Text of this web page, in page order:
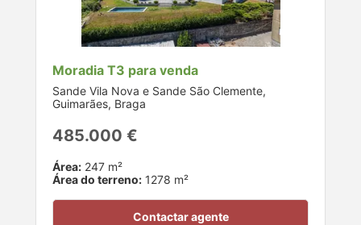
Moradia T3 para venda
Sande Vila Nova e Sande São Clemente,
Guimarães, Braga
485.000 €
Área: 247 m²
Área do terreno: 1278 m²
Contactar agente